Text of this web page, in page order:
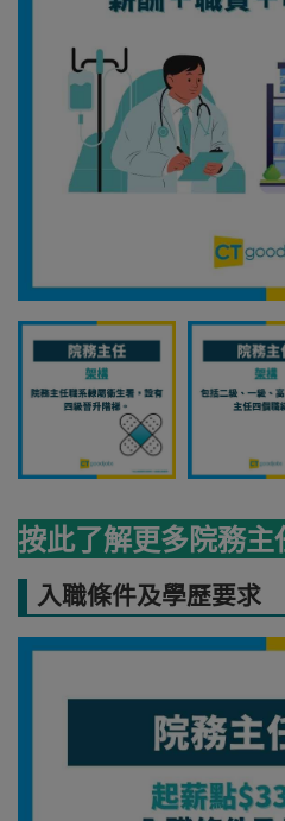
按此了解更多院務主
入職條件及學歷要求